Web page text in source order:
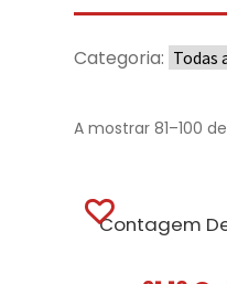
Categoria:
A mostrar 81–100